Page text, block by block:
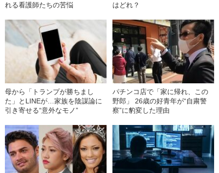
れる看護師たちの苦悩
はどれ？
母から「トランプが勝ちまし
た」とLINEが…家族を陰謀論に
引き寄せる“意外なモノ”
パチンコ店で「家に帰れ、この
野郎」 26歳の好青年が“自粛警
察”に豹変した理由